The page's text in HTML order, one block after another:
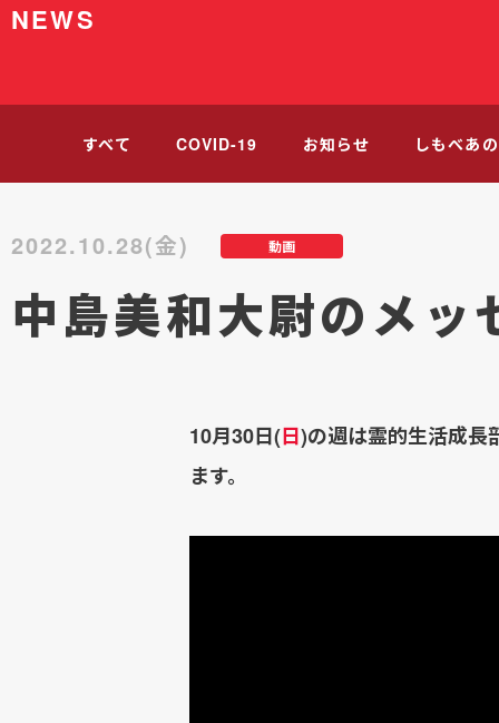
NEWS
すべて COVID-19 お知らせ しもべあ
動画
2022.10.28(金)
中島美和大尉のメッ
10月30日(日)の週は霊的生活成長
ます。